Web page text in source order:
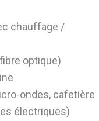
chauffage /
optique)
ondes, cafetière
électriques)